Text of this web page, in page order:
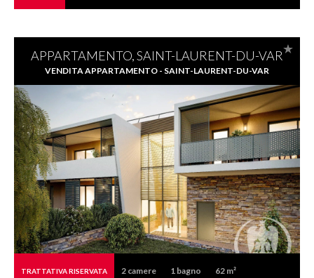
APPARTAMENTO, SAINT-LAURENT-DU-VAR
VENDITA APPARTAMENTO - SAINT-LAURENT-DU-VAR
TRATTATIVA RISERVATA 2 camere 1 bagno 62 m²